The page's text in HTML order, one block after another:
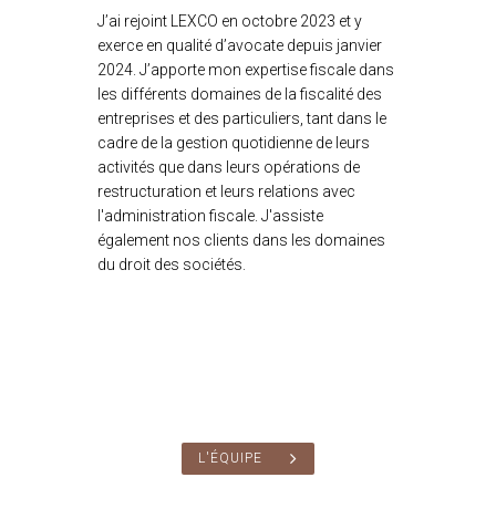
J’ai rejoint LEXCO en octobre 2023 et y
exerce en qualité d’avocate depuis janvier
2024. J’apporte mon expertise fiscale dans
les différents domaines de la fiscalité des
entreprises et des particuliers, tant dans le
cadre de la gestion quotidienne de leurs
activités que dans leurs opérations de
restructuration et leurs relations avec
l'administration fiscale. J'assiste
également nos clients dans les domaines
du droit des sociétés.
L'ÉQUIPE